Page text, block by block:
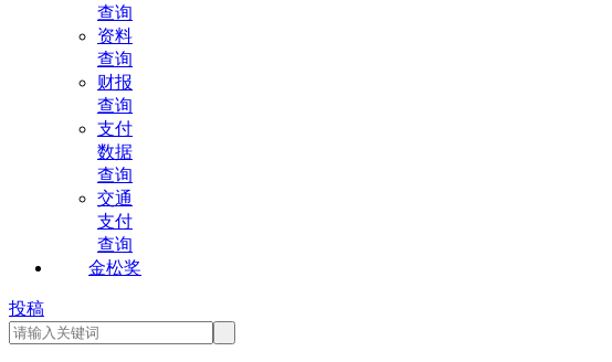
查询
资料
查询
财报
查询
支付
数据
查询
交通
支付
查询
金松奖
投稿